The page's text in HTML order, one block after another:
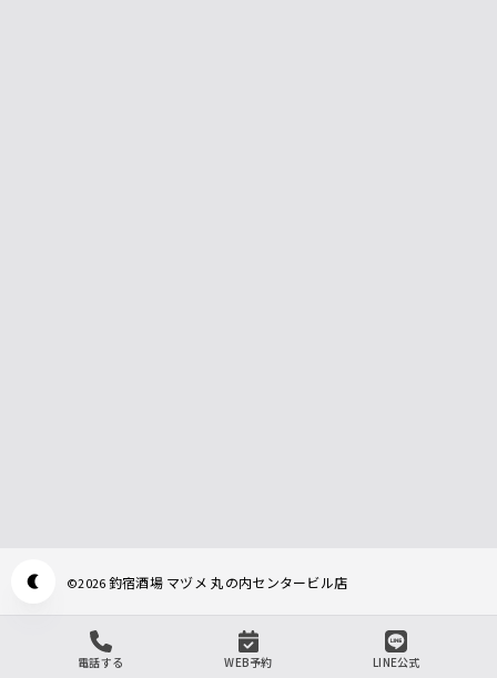
©2026釣宿酒場 マヅメ 丸の内センタービル店
電話する WEB予約 LINE公式
Appearance mode switch